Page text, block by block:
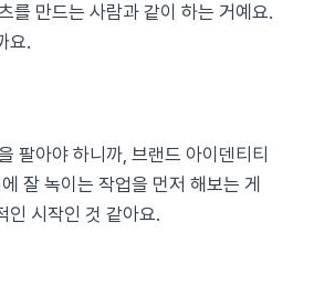
를 만드는 사람과 같이 하는 거예요.
요.
팔아야 하니까, 브랜드 아이덴티티
잘 녹이는 작업을 먼저 해보는 게
인 시작인 것 같아요.